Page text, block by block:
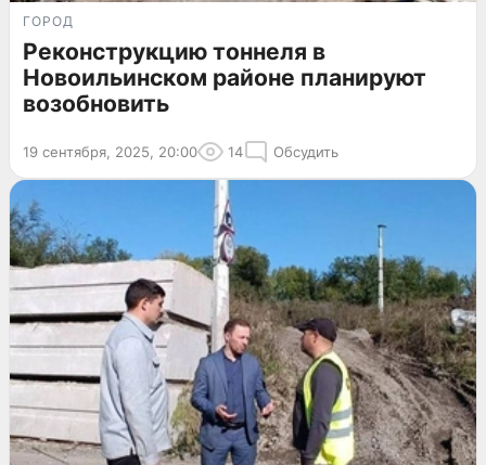
ГОРОД
Реконструкцию тоннеля в
Новоильинском районе планируют
возобновить
19 сентября, 2025, 20:00 14 Обсудить